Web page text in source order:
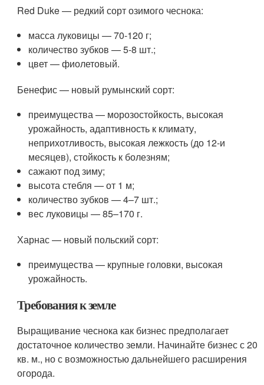
Red Duke — редкий сорт озимого чеснока:
масса луковицы — 70-120 г;
количество зубков — 5-8 шт.;
цвет — фиолетовый.
Бенефис — новый румынский сорт:
преимущества — морозостойкость, высокая
урожайность, адаптивность к климату,
неприхотливость, высокая лежкость (до 12-и
месяцев), стойкость к болезням;
сажают под зиму;
высота стебля — от 1 м;
количество зубков — 4–7 шт.;
вес луковицы — 85–170 г.
Харнас — новый польский сорт:
преимущества — крупные головки, высокая
урожайность.
Требования к земле
Выращивание чеснока как бизнес предполагает
достаточное количество земли. Начинайте бизнес с 20
кв. м., но с возможностью дальнейшего расширения
огорода.